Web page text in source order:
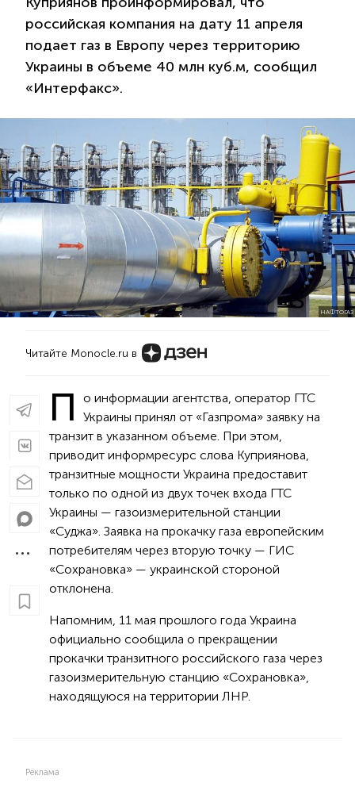
российская компания на дату 11 апреля
подает газ в Европу через территорию
Украины в объеме 40 млн куб.м, сообщил
«Интерфакс».
НАФТОГАЗ
Читайте Monocle.ru в
П
о информации агентства, оператор ГТС
Украины принял от «Газпрома» заявку на
транзит в указанном объеме. При этом,
приводит информресурс слова Куприянова,
транзитные мощности Украина предоставит
только по одной из двух точек входа ГТС
Украины — газоизмерительной станции
«Суджа». Заявка на прокачку газа европейским
потребителям через вторую точку — ГИС
«Сохрановка» — украинской стороной
отклонена.
Напомним, 11 мая прошлого года Украина
официально сообщила о прекращении
прокачки транзитного российского газа через
газоизмерительную станцию «Сохрановка»,
находящуюся на территории ЛНР.
Реклама